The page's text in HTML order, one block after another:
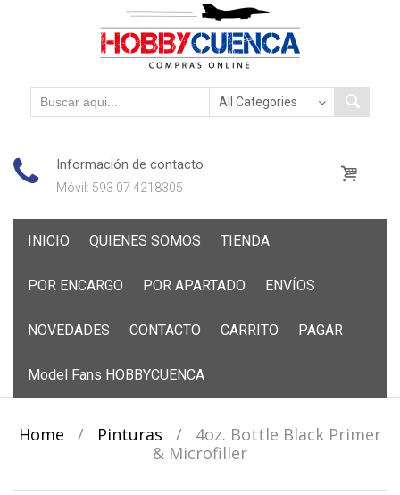
Información de contacto
Móvil: 593 07 4218305
INICIO QUIENES SOMOS TIENDA
POR ENCARGO POR APARTADO ENVÍOS
NOVEDADES CONTACTO CARRITO PAGAR
Model Fans HOBBYCUENCA
Home / Pinturas /
4oz. Bottle Black Primer
& Microfiller